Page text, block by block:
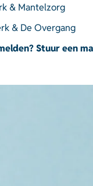
& Mantelzorg
& De Overgang
Stuur een